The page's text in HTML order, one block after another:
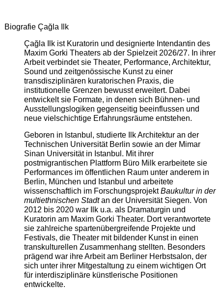
Biografie Çağla Ilk
Çağla Ilk ist Kuratorin und designierte Intendantin des
Maxim Gorki Theaters ab der Spielzeit 2026/27. In ihrer
Arbeit verbindet sie Theater, Performance, Architektur,
Sound und zeitgenössische Kunst zu einer
transdisziplinären kuratorischen Praxis, die
institutionelle Grenzen bewusst erweitert. Dabei
entwickelt sie Formate, in denen sich Bühnen- und
Ausstellungslogiken gegenseitig beeinflussen und
neue vielschichtige Erfahrungsräume entstehen.
Geboren in Istanbul, studierte Ilk Architektur an der
Technischen Universität Berlin sowie an der Mimar
Sinan Universität in Istanbul. Mit ihrer
postmigrantischen Plattform Büro Milk erarbeitete sie
Performances im öffentlichen Raum unter anderem in
Berlin, München und Istanbul und arbeitete
wissenschaftlich im ForschungsprojektBaukultur in der
multiethnischen Stadtan der Universität Siegen. Von
2012 bis 2020 war Ilk u.a. als Dramaturgin und
Kuratorin am Maxim Gorki Theater. Dort verantwortete
sie zahlreiche spartenübergreifende Projekte und
Festivals, die Theater mit bildender Kunst in einen
transkulturellen Zusammenhang stellten. Besonders
prägend war ihre Arbeit am Berliner Herbstsalon, der
sich unter ihrer Mitgestaltung zu einem wichtigen Ort
für interdisziplinäre künstlerische Positionen
entwickelte.